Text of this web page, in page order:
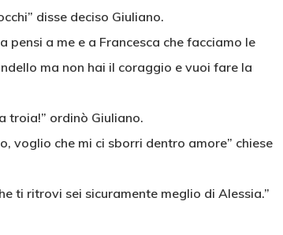
disse deciso Giuliano.
pensi a me e a Francesca che facciamo le
ma non hai il coraggio e vuoi fare la
troia!” ordinò Giuliano.
voglio che mi ci sborri dentro amore” chiese
ti ritrovi sei sicuramente meglio di Alessia.”